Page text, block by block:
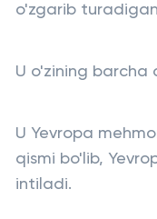
o'zgarib
U o'zining barcha
U Yevropa
qismi bo'lib,
intiladi.